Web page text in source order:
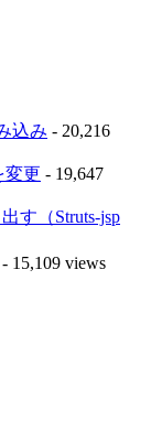
込み - 20,216
変更 - 19,647
す（Struts-jsp
- 15,109 views